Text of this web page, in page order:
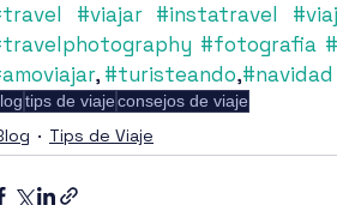
#viajar #instatravel
#fotografia
, #turisteando,#navidad
tips de viajeconsejos de viaje
Tips de Viaje